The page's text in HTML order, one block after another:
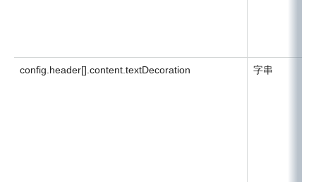
config.header[].content.textDecoration 字串